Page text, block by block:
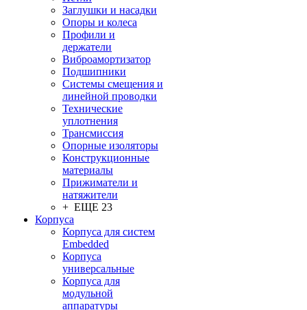
Заглушки и насадки
Опоры и колеса
Профили и
держатели
Виброамортизатор
Подшипники
Системы смещения и
линейной проводки
Технические
уплотнения
Трансмиссия
Опорные изоляторы
Конструкционные
материалы
Прижиматели и
натяжители
+ ЕЩЕ 23
Корпуса
Корпуса для систем
Embedded
Корпуса
универсальные
Корпуса для
модульной
аппаратуры